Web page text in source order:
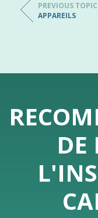
PREVIOUS TOPIC
APPAREILS
DE